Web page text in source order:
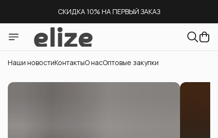
СКИДКА 10% НА ПЕРВЫЙ ЗАКАЗ
СКЛАД В МОСКВЕ
ДОСТАВКА ПО ВСЕЙ РОССИИ
Наши новостиКонтактыО насОптовые закупки